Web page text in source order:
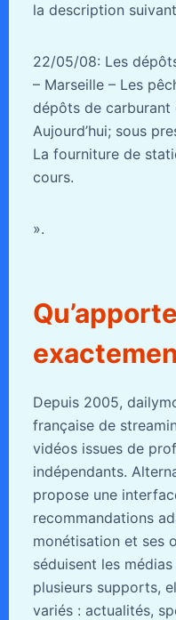
la description
22/05/08: Les
– Marseille – Les
dépôts de carburant
Aujourd’hui; sous
La fourniture de
cours.
».
Depuis 2005,
française de
vidéos issues de
indépendants.
propose une
recommandations
monétisation et ses
séduisent les
plusieurs supports,
variés : actualités,